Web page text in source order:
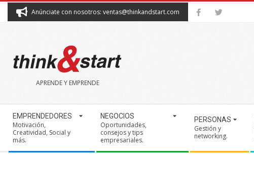
Anúnciate con nosotros: ventas@thinkandstart.com
THINK&START
APRENDE Y EMPRENDE
Navigation
Menu
EMPRENDEDORES
Motivación,
Creatividad, Social y
más.
NEGOCIOS
Oportunidades,
consejos y tips
empresariales.
PERSONAS
Gestión y
networking.